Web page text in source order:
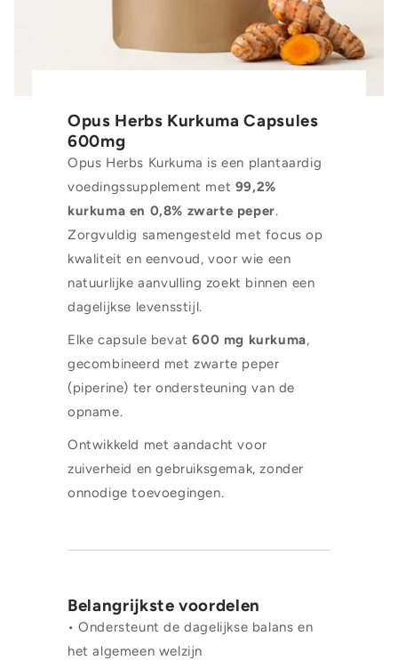
Opus Herbs Kurkuma Capsules
600mg
Opus Herbs Kurkuma is een plantaardig
voedingssupplement met 99,2%
kurkuma en 0,8% zwarte peper.
Zorgvuldig samengesteld met focus op
kwaliteit en eenvoud, voor wie een
natuurlijke aanvulling zoekt binnen een
dagelijkse levensstijl.
Elke capsule bevat600 mg kurkuma,
gecombineerd met zwarte peper
(piperine) ter ondersteuning van de
opname.
Ontwikkeld met aandacht voor
zuiverheid en gebruiksgemak, zonder
onnodige toevoegingen.
Belangrijkste voordelen
• Ondersteunt de dagelijkse balans en
het algemeen welzijn